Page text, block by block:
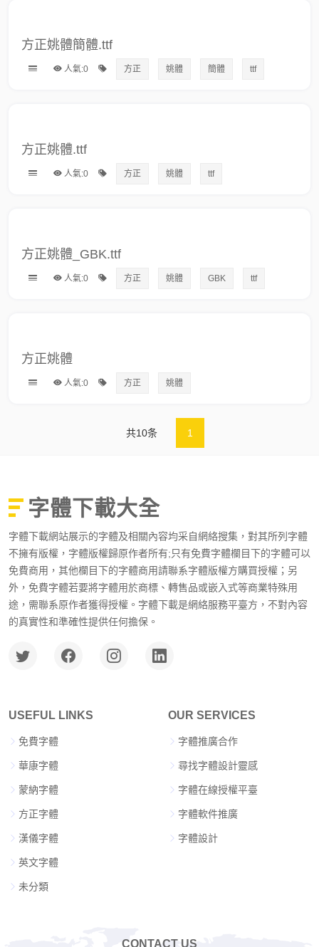
方正姚體簡體.ttf
人氣:0 方正 姚體 簡體 ttf
方正姚體.ttf
人氣:0 方正 姚體 ttf
方正姚體_GBK.ttf
人氣:0 方正 姚體 GBK ttf
方正姚體
人氣:0 方正 姚體
共10条 1
字體下載大全
字體下載網站展示的字體及相關內容均采自網絡搜集，對其所列字體
不擁有版權，字體版權歸原作者所有;只有免費字體欄目下的字體可以
免費商用，其他欄目下的字體商用請聯系字體版權方購買授權；另
外，免費字體若要將字體用於商標、轉售品或嵌入式等商業特殊用
途，需聯系原作者獲得授權。字體下載是網絡服務平臺方，不對內容
的真實性和準確性提供任何擔保。
USEFUL LINKS
免費字體
華康字體
蒙納字體
方正字體
漢儀字體
英文字體
未分類
OUR SERVICES
字體推廣合作
尋找字體設計靈感
字體在線授權平臺
字體軟件推廣
字體設計
CONTACT US